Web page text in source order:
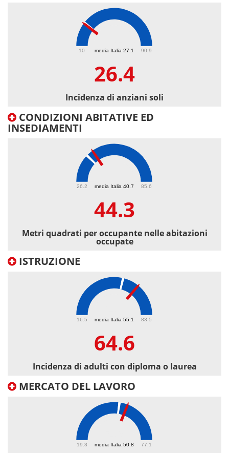
media Italia 27.1
10 90.9
26.4
Incidenza di anziani soli
CONDIZIONI ABITATIVE ED
INSEDIAMENTI
media Italia 40.7
26.2 85.6
44.3
Metri quadrati per occupante nelle abitazioni
occupate
ISTRUZIONE
media Italia 55.1
16.5 83.5
64.6
Incidenza di adulti con diploma o laurea
MERCATO DEL LAVORO
media Italia 50.8
19.3 77.1